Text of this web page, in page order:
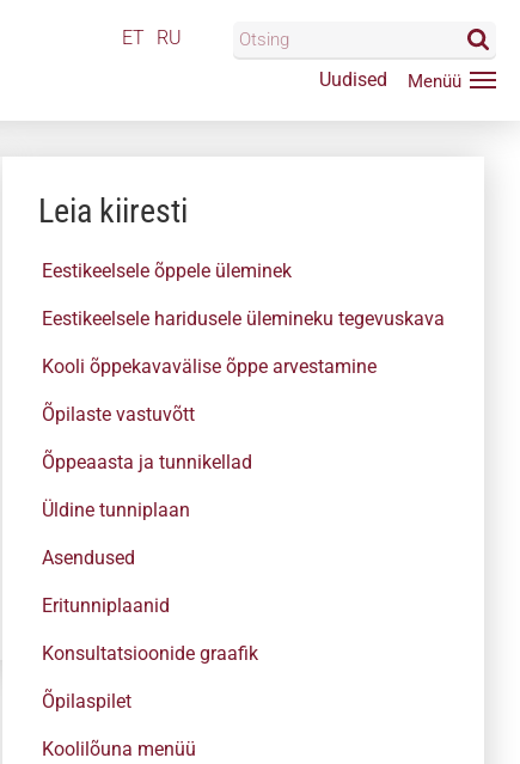
ET RU
Uudised
Leia kiiresti
Eestikeelsele õppele üleminek
Eestikeelsele haridusele ülemineku tegevuskava
Kooli õppekavavälise õppe arvestamine
Õpilaste vastuvõtt
Õppeaasta ja tunnikellad
Üldine tunniplaan
Asendused
Eritunniplaanid
Konsultatsioonide graafik
Õpilaspilet
Koolilõuna menüü